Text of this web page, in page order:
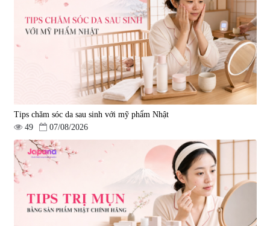
Tips chăm sóc da sau sinh với mỹ phẩm Nhật
49
07/08/2026